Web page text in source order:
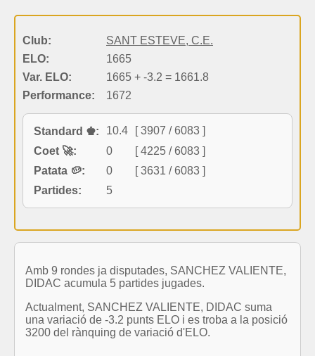
Club:
SANT ESTEVE, C.E.
ELO:
1665
Var. ELO:
1665 + -3.2 = 1661.8
Performance:
1672
Standard ♚: 10.4
[ 3907 / 6083 ]
Coet 🚀:
0
[ 4225 / 6083 ]
Patata 🥔:
0
[ 3631 / 6083 ]
Partides:
5
Amb 9 rondes ja disputades, SANCHEZ VALIENTE,
DIDAC acumula 5 partides jugades.
Actualment, SANCHEZ VALIENTE, DIDAC suma
una variació de -3.2 punts ELO i es troba a la posició
3200 del rànquing de variació d'ELO.